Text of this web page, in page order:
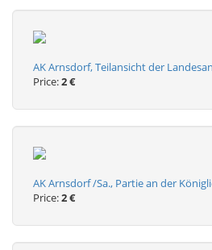
AK Arnsdorf, Teilansicht der
Price:2 €
AK Arnsdorf /Sa., Partie an der
Price:2 €